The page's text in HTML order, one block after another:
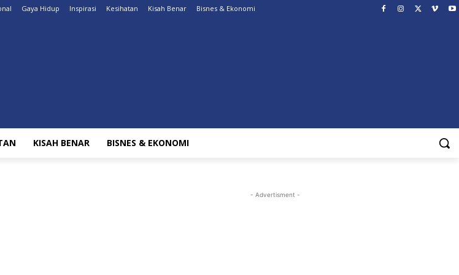
Gaya Hidup Inspirasi Kesihatan Kisah Benar Bisnes & Ekonomi
KISAH BENAR BISNES & EKONOMI
- Advertisment -